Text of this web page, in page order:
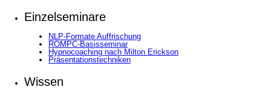
Einzelseminare
NLP-Formate Auffrischung
ROMPC-Basisseminar
Hypnocoaching nach Milton Erickson
Präsentationstechniken
Wissen